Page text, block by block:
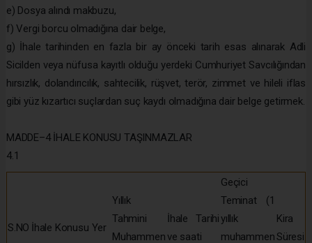
e) Dosya alındı makbuzu,
f) Vergi borcu olmadığına dair belge,
g) İhale tarihinden en fazla bir ay önceki tarih esas alınarak Adli
Sicilden veya nüfusa kayıtlı olduğu yerdeki Cumhuriyet Savcılığından
hırsızlık, dolandırıcılık, sahtecilik, rüşvet, terör, zimmet ve hileli iflas
gibi yüz kızartıcı suçlardan suç kaydı olmadığına dair belge getirmek.
MADDE–4 İHALE KONUSU TAŞINMAZLAR
4.1
S.NO İhale Konusu Yer
Yıllık
Tahmini
Muhammen
İhale Tarihi
ve saati
Geçici
Teminat (1
yıllık
muhammen
Kira
Süresi